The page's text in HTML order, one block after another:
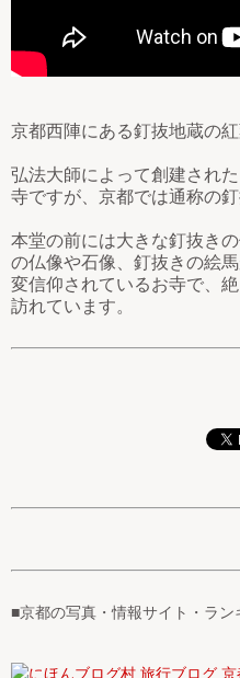
京都西陣にある釘抜地蔵の紅
弘法大師によって創建され
寺ですが、京都では通称の
本堂の前には大きな釘抜き
の仏像や石像、釘抜きの絵
変信仰されているお寺で、
訪れています。
■京都の写真・情報サイト・ラン